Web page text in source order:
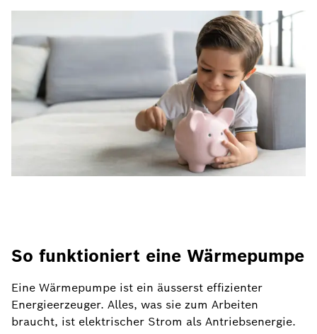
So funktioniert eine Wärmepumpe
Eine Wärmepumpe ist ein äusserst effizienter
Energieerzeuger. Alles, was sie zum Arbeiten
braucht, ist elektrischer Strom als Antriebsenergie.